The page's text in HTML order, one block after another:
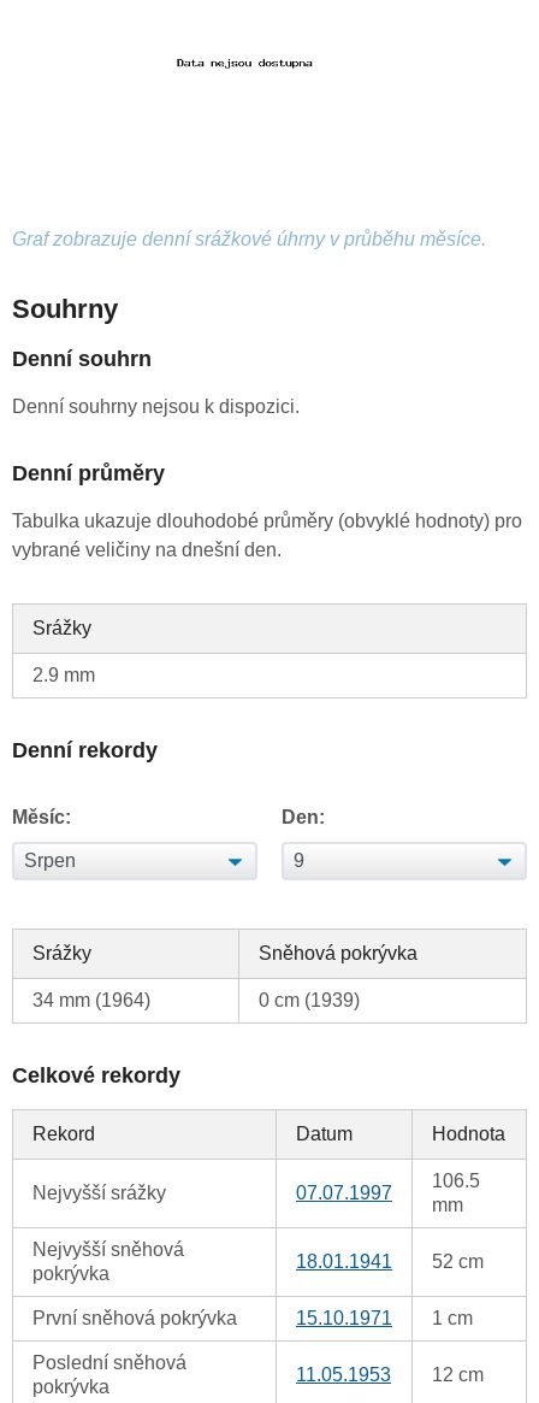
Graf zobrazuje denní srážkové úhrny v průběhu měsíce.
Souhrny
Denní souhrn
Denní souhrny nejsou k dispozici.
Denní průměry
Tabulka ukazuje dlouhodobé průměry (obvyklé hodnoty) pro
vybrané veličiny na dnešní den.
Srážky
2.9 mm
Denní rekordy
Měsíc: Den:
Srážky Sněhová pokrývka
34 mm (1964) 0 cm (1939)
Celkové rekordy
Rekord Datum Hodnota
Nejvyšší srážky 07.07.1997
106.5
mm
Nejvyšší sněhová
pokrývka
18.01.1941 52 cm
První sněhová pokrývka 15.10.1971 1 cm
Poslední sněhová
pokrývka
11.05.1953 12 cm